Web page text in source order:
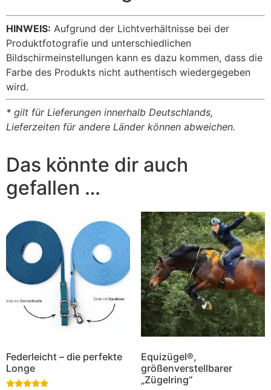
HINWEIS: Aufgrund der Lichtverhältnisse bei der
Produktfotografie und unterschiedlichen
Bildschirmeinstellungen kann es dazu kommen, dass die
Farbe des Produkts nicht authentisch wiedergegeben
wird.
* gilt für Lieferungen innerhalb Deutschlands,
Lieferzeiten für andere Länder können abweichen.
Das könnte dir auch
gefallen …
Federleicht – die perfekte
Longe
Equizügel®,
größenverstellbarer
„Zügelring“